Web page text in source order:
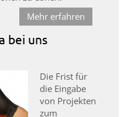
Mehr erfahren
bei uns
Die Frist für
die Eingabe
von Projekten
zum